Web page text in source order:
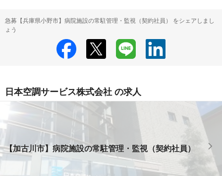
急募【兵庫県小野市】病院施設の常駐管理・監視（契約社員） をシェアしまし
ょう
日本空調サービス株式会社 の求人
【加古川市】病院施設の常駐管理・監視（契約社員）